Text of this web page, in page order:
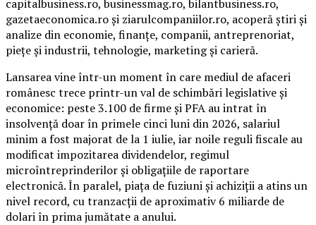
capitalbusiness.ro, businessmag.ro, bilantbusiness.ro,
gazetaeconomica.ro și ziarulcompaniilor.ro, acoperă știri și
analize din economie, finanțe, companii, antreprenoriat,
piețe și industrii, tehnologie, marketing și carieră.
Lansarea vine într-un moment în care mediul de afaceri
românesc trece printr-un val de schimbări legislative și
economice: peste 3.100 de firme și PFA au intrat în
insolvență doar în primele cinci luni din 2026, salariul
minim a fost majorat de la 1 iulie, iar noile reguli fiscale au
modificat impozitarea dividendelor, regimul
microîntreprinderilor și obligațiile de raportare
electronică. În paralel, piața de fuziuni și achiziții a atins un
nivel record, cu tranzacții de aproximativ 6 miliarde de
dolari în prima jumătate a anului.